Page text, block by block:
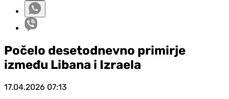
Počelo desetodnevno primirje
između Libana i Izraela
17.04.2026 07:13